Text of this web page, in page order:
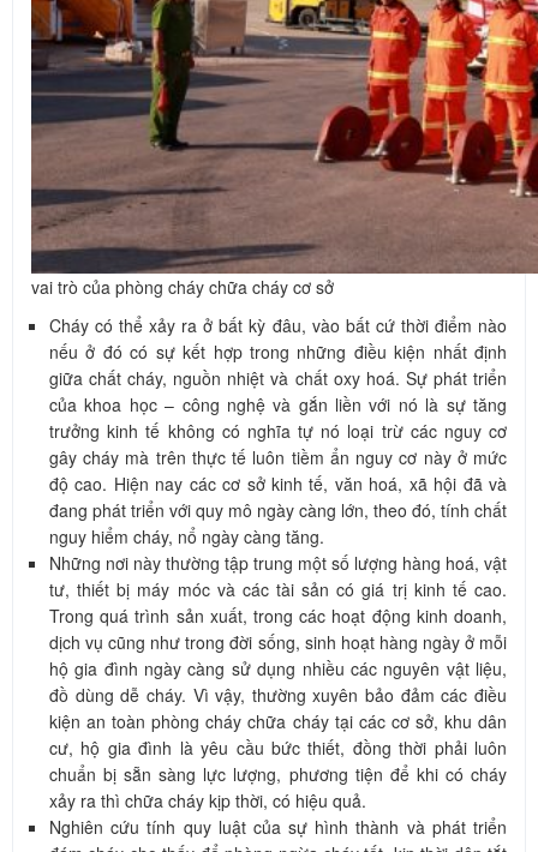
vai trò của phòng cháy chữa cháy cơ sở
Cháy có thể xảy ra ở bất kỳ đâu, vào bất cứ thời điểm nào
nếu ở đó có sự kết hợp trong những điều kiện nhất định
giữa chất cháy, nguồn nhiệt và chất oxy hoá. Sự phát triển
của khoa học – công nghệ và gắn liền với nó là sự tăng
trưởng kinh tế không có nghĩa tự nó loại trừ các nguy cơ
gây cháy mà trên thực tế luôn tiềm ẩn nguy cơ này ở mức
độ cao. Hiện nay các cơ sở kinh tế, văn hoá, xã hội đã và
đang phát triển với quy mô ngày càng lớn, theo đó, tính chất
nguy hiểm cháy, nổ ngày càng tăng.
Những nơi này thường tập trung một số lượng hàng hoá, vật
tư, thiết bị máy móc và các tài sản có giá trị kinh tế cao.
Trong quá trình sản xuất, trong các hoạt động kinh doanh,
dịch vụ cũng như trong đời sống, sinh hoạt hàng ngày ở mỗi
hộ gia đình ngày càng sử dụng nhiều các nguyên vật liệu,
đồ dùng dễ cháy. Vì vậy, thường xuyên bảo đảm các điều
kiện an toàn phòng cháy chữa cháy tại các cơ sở, khu dân
cư, hộ gia đình là yêu cầu bức thiết, đồng thời phải luôn
chuẩn bị sẵn sàng lực lượng, phương tiện để khi có cháy
xảy ra thì chữa cháy kịp thời, có hiệu quả.
Nghiên cứu tính quy luật của sự hình thành và phát triển